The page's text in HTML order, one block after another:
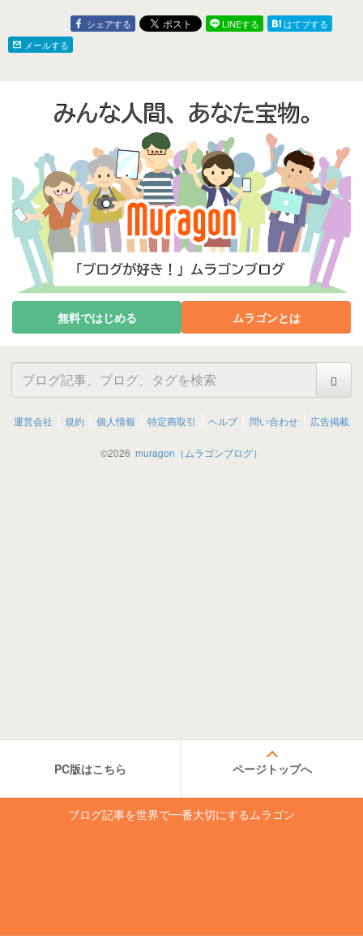
シェアする LINEする
はてブする
メールする
無料ではじめる ムラゴンとは
運営会社 規約 個人情報 特定商取引 ヘルプ 問い合わせ 広告掲載
©2026 muragon（ムラゴンブログ）
PC版はこちら ページトップへ
ブログ記事を世界で一番大切にするムラゴン